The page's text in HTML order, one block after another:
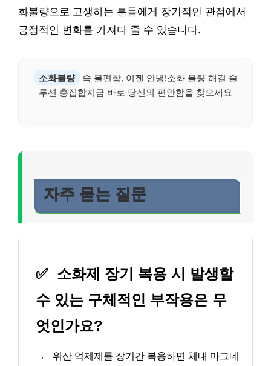
화불량으로 고생하는 분들에게 장기적인 관점에서
긍정적인 변화를 가져다 줄 수 있습니다.
소화불량
속 불편함, 이젠 안녕!소화 불량 해결 솔
루션 총집합지금 바로 당신의 편안함을 찾으세요
자주 묻는 질문
✅ 소화제 장기 복용 시 발생할
수 있는 구체적인 부작용은 무
엇인가요?
→
위산 억제제를 장기간 복용하면 체내 마그네